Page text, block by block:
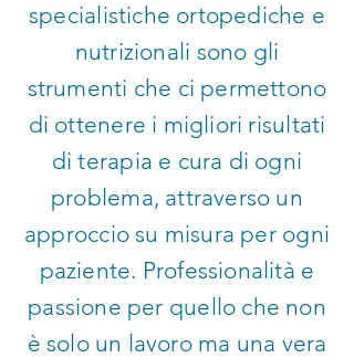
specialistiche ortopediche e
nutrizionali sono gli
strumenti che ci permettono
di ottenere i migliori risultati
di terapia e cura di ogni
problema, attraverso un
approccio su misura per ogni
paziente. Professionalità e
passione per quello che non
è solo un lavoro ma una vera